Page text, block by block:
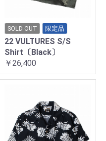
SOLD OUT 限定品
22 VULTURES S/S
Shirt〔Black〕
￥26,400